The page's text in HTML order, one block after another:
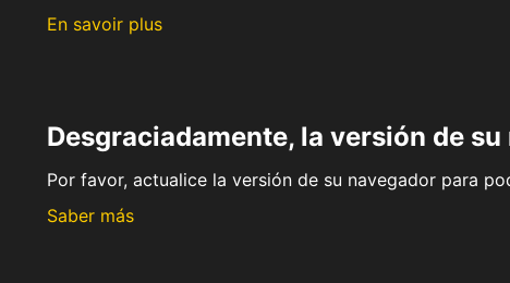
En savoir plus
Desgraciadamente, la versión de
Por favor, actualice la versión de su navegador para
Saber más